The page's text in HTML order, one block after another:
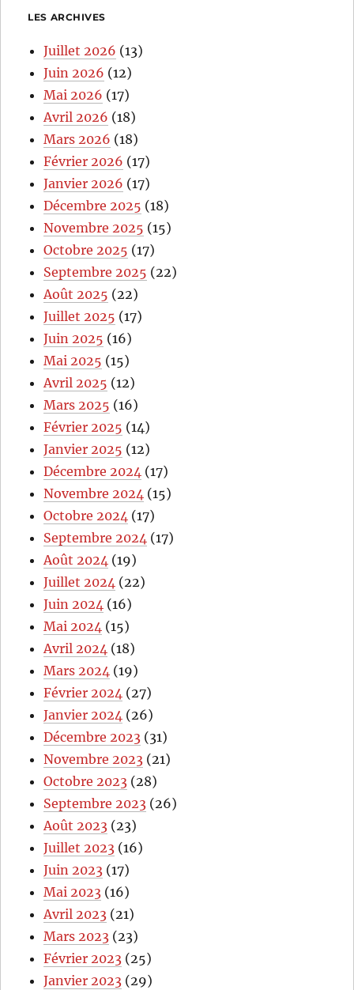
LES ARCHIVES
Juillet 2026 (13)
Juin 2026 (12)
Mai 2026 (17)
Avril 2026 (18)
Mars 2026 (18)
Février 2026 (17)
Janvier 2026 (17)
Décembre 2025 (18)
Novembre 2025 (15)
Octobre 2025 (17)
Septembre 2025 (22)
Août 2025 (22)
Juillet 2025 (17)
Juin 2025 (16)
Mai 2025 (15)
Avril 2025 (12)
Mars 2025 (16)
Février 2025 (14)
Janvier 2025 (12)
Décembre 2024 (17)
Novembre 2024 (15)
Octobre 2024 (17)
Septembre 2024 (17)
Août 2024 (19)
Juillet 2024 (22)
Juin 2024 (16)
Mai 2024 (15)
Avril 2024 (18)
Mars 2024 (19)
Février 2024 (27)
Janvier 2024 (26)
Décembre 2023 (31)
Novembre 2023 (21)
Octobre 2023 (28)
Septembre 2023 (26)
Août 2023 (23)
Juillet 2023 (16)
Juin 2023 (17)
Mai 2023 (16)
Avril 2023 (21)
Mars 2023 (23)
Février 2023 (25)
Janvier 2023 (29)